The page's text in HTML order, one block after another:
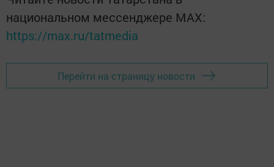
национальном мессенджере MАХ:
https://max.ru/tatmedia
Перейти на страницу новости